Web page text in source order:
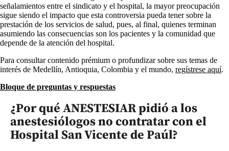
señalamientos entre el sindicato y el hospital, la mayor preocupación
sigue siendo el impacto que esta controversia pueda tener sobre la
prestación de los servicios de salud, pues, al final, quienes terminan
asumiendo las consecuencias son los pacientes y la comunidad que
depende de la atención del hospital.
Para consultar contenido prémium o profundizar sobre sus temas de
interés de Medellín, Antioquia, Colombia y el mundo, regístrese aquí.
Bloque de preguntas y respuestas
¿Por qué ANESTESIAR pidió a los
anestesiólogos no contratar con el
Hospital San Vicente de Paúl?